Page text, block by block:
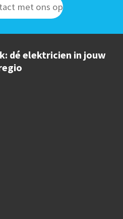
met ons op
dé elektricien in jouw